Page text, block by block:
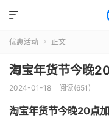

优惠活动  正文
淘宝年货节今晚
2024-01-18 阅读(651)
淘宝年货节今晚20点